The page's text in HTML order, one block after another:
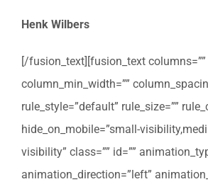
Henk Wilbers
[/fusion_text][fusion_text columns=””
column_min_width=””
rule_style=”default” rule_size=””
hide_on_mobile=”small-
visibility” class=”” id=””
animation_direction=”left”